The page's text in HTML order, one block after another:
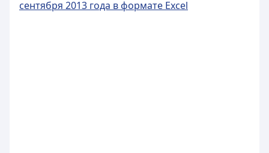
сентября 2013 года в формате Excel